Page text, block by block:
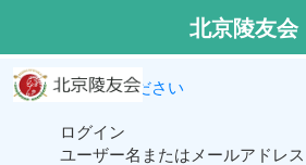
ログインしてください
ログイン
ユーザー名またはメールアドレス
北京陵友会